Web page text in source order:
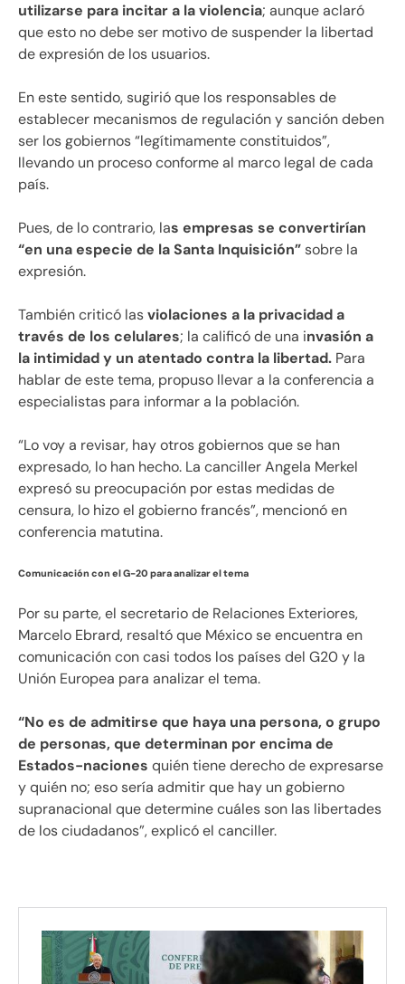
utilizarse para incitar a la violencia; aunque aclaró
que esto no debe ser motivo de suspender la libertad
de expresión de los usuarios.
En este sentido, sugirió que los responsables de
establecer mecanismos de regulación y sanción deben
ser los gobiernos “legítimamente constituidos”,
llevando un proceso conforme al marco legal de cada
país.
Pues, de lo contrario, las empresas se convertirían
“en una especie de la Santa Inquisición”sobre la
expresión.
También criticó lasviolaciones a la privacidad a
través de los celulares; la calificó de una invasión a
la intimidad y un atentado contra la libertad. Para
hablar de este tema, propuso llevar a la conferencia a
especialistas para informar a la población.
“Lo voy a revisar, hay otros gobiernos que se han
expresado, lo han hecho. La canciller Angela Merkel
expresó su preocupación por estas medidas de
censura, lo hizo el gobierno francés”, mencionó en
conferencia matutina.
Comunicación con el G-20 para analizar el tema
Por su parte, el secretario de Relaciones Exteriores,
Marcelo Ebrard, resaltó que México se encuentra en
comunicación con casi todos los países del G20 y la
Unión Europea para analizar el tema.
“No es de admitirse que haya una persona, o grupo
de personas, que determinan por encima de
Estados-naciones quién tiene derecho de expresarse
y quién no; eso sería admitir que hay un gobierno
supranacional que determine cuáles son las libertades
de los ciudadanos”, explicó el canciller.